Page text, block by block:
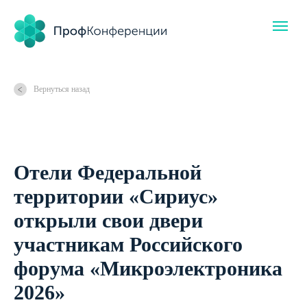
Вернуться назад
Отели Федеральной
территории «Сириус»
открыли свои двери
участникам Российского
форума «Микроэлектроника
2026»